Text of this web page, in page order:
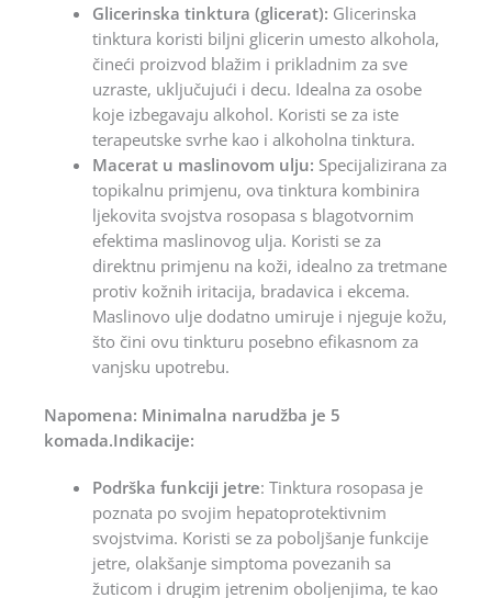
Glicerinska tinktura (glicerat): Glicerinska
tinktura koristi biljni glicerin umesto alkohola,
čineći proizvod blažim i prikladnim za sve
uzraste, uključujući i decu. Idealna za osobe
koje izbegavaju alkohol. Koristi se za iste
terapeutske svrhe kao i alkoholna tinktura.
Macerat u maslinovom ulju: Specijalizirana za
topikalnu primjenu, ova tinktura kombinira
ljekovita svojstva rosopasa s blagotvornim
efektima maslinovog ulja. Koristi se za
direktnu primjenu na koži, idealno za tretmane
protiv kožnih iritacija, bradavica i ekcema.
Maslinovo ulje dodatno umiruje i njeguje kožu,
što čini ovu tinkturu posebno efikasnom za
vanjsku upotrebu.
Napomena: Minimalna narudžba je 5
komada.Indikacije:
Podrška funkciji jetre: Tinktura rosopasa je
poznata po svojim hepatoprotektivnim
svojstvima. Koristi se za poboljšanje funkcije
jetre, olakšanje simptoma povezanih sa
žuticom i drugim jetrenim oboljenjima, te kao